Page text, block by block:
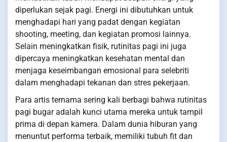
diperlukan sejak pagi. Energi ini dibutuhkan untuk
menghadapi hari yang padat dengan kegiatan
shooting, meeting, dan kegiatan promosi lainnya.
Selain meningkatkan fisik, rutinitas pagi ini juga
dipercaya meningkatkan kesehatan mental dan
menjaga keseimbangan emosional para selebriti
dalam menghadapi tekanan dan stres pekerjaan.
Para artis ternama sering kali berbagi bahwa rutinitas
pagi bugar adalah kunci utama mereka untuk tampil
prima di depan kamera. Dalam dunia hiburan yang
menuntut performa terbaik, memiliki tubuh fit dan